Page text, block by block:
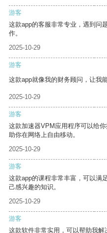
游客
这款app的客服非常专业，遇到问
作。
2025-10-29
游客
这款app就像我的财务顾问，让我
2025-10-29
游客
这款加速器VPM应用程序可以给
助你在网络上自由移动。
2025-10-29
游客
这款app的课程非常丰富，可以满
己感兴趣的知识。
2025-10-29
游客
这款软件非常实用，可以帮助我